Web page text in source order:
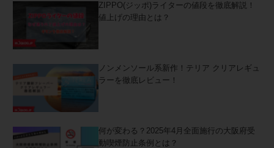
ZIPPO(ジッポ)ライターの値段を徹底解説！
値上げの理由とは？
ノンメンソール系新作！テリア クリアレギュ
ラーを徹底レビュー！
何が変わる？2025年4月全面施行の大阪府受
動喫煙防止条例とは？